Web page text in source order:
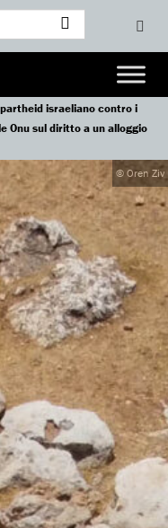
israeliano contro i
Onu sul diritto a un alloggio
© Oren Ziv